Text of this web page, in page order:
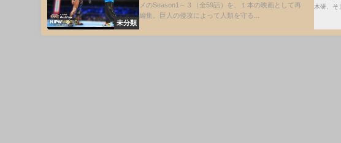
未分類
メのSeason1～３（全59話）を、１本の映画として再
編集。巨人の侵攻によって人類を守る...